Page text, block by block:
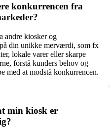
konkurrencen fra
andre kiosker og
din unikke merværdi, som fx
lokale varer eller skarpe
forstå kunders behov og
med at modstå konkurrencen.
min kiosk er